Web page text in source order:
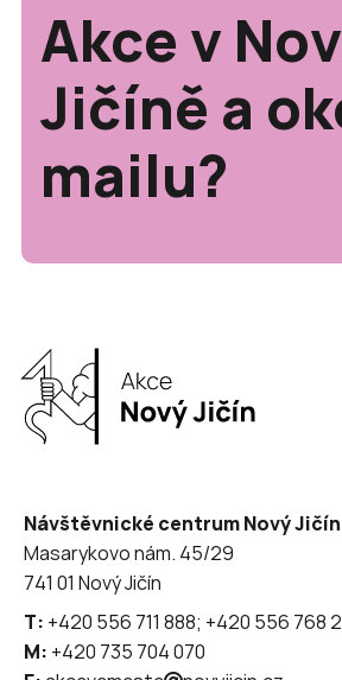
Akce v
Jičíně a
mailu?
Návštěvnické centrum Nový Jičín
Masarykovo nám. 45/29
741 01 Nový Jičín
T: +420 556 711 888; +420 556 768
M: +420 735 704 070